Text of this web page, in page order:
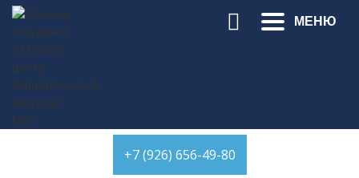
ToggleМЕНЮ
>
НОВОСТИ КЛИНИКИ
ИСТОРИЯ ПЕВИЦЫ НАТАЛЬИ СИДОРЦОВОЙ
+7 (926) 656-49-80